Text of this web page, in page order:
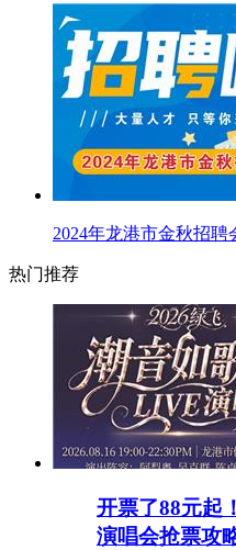
2024年龙港市金秋招聘
热门推荐
开票了88元起
演唱会抢票攻